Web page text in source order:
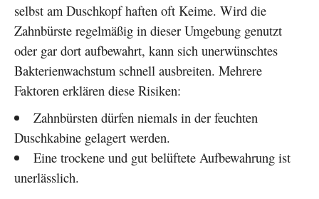
selbst am Duschkopf haften oft Keime. Wird die
Zahnbürste regelmäßig in dieser Umgebung genutzt
oder gar dort aufbewahrt, kann sich unerwünschtes
Bakterienwachstum schnell ausbreiten. Mehrere
Faktoren erklären diese Risiken:
Zahnbürsten dürfen niemals in der feuchten
Duschkabine gelagert werden.
Eine trockene und gut belüftete Aufbewahrung ist
unerlässlich.